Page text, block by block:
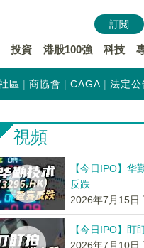
投資 港股100強 科技
訂閱
區 商協會 CAGA 法定公
視頻
【今日IPO】华
反跌
2026年7月15日
【今日IPO】盯
2026年7月10日